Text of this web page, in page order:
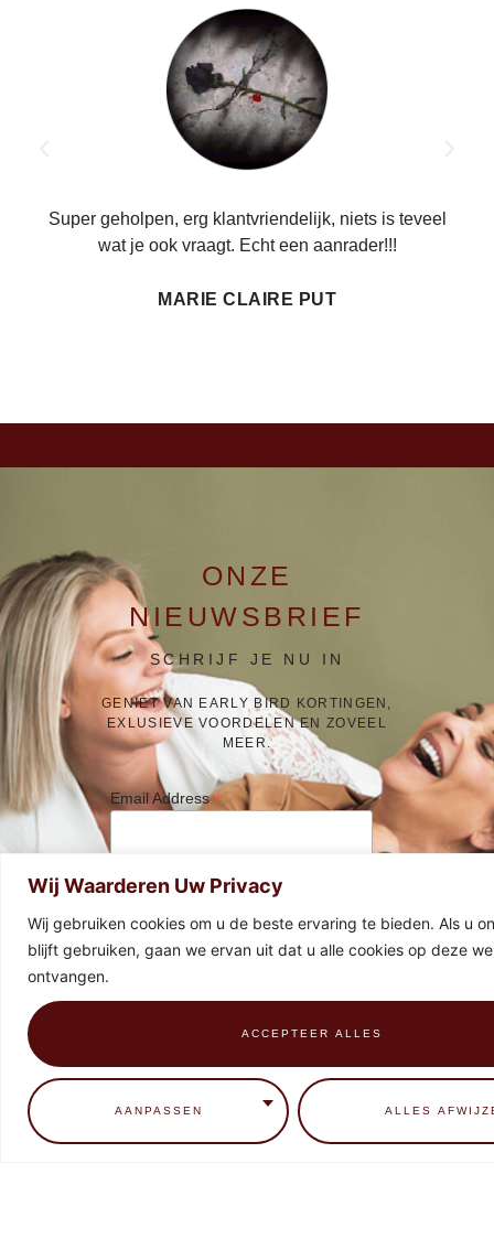
Wij Waarderen Uw Privacy
Wij gebruiken cookies om u de beste ervaring te bieden. Als u
blijft gebruiken, gaan we ervan uit dat u alle cookies op deze
ontvangen.
AANPASSEN ALLES
ACCEPTEER ALLES
Super geholpen, erg klantvriendelijk, niets is teveel
wat je ook vraagt. Echt een aanrader!!!
MARIE CLAIRE PUT
ONZE
NIEUWSBRIEF
SCHRIJF JE NU IN
GENIET VAN EARLY BIRD KORTINGEN,
EXLUSIEVE VOORDELEN EN ZOVEEL
MEER.
Email Address*